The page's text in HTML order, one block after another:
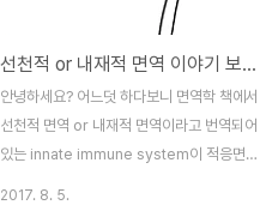
선천적 or 내재적 면역 이야기 보충 - 선천적 면역과 적응면역의 연결고리
안녕하세요? 어느덧 하다보니 면역학 책에서
선천적 면역 or 내재적 면역이라고 번역되어
있는 innate immune system이 적응면역
2017. 8. 5.